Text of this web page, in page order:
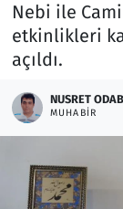
Nebi ile
etkinlikleri
açıldı.
NUSRET
MUHABIR
Lezzet
Oyun